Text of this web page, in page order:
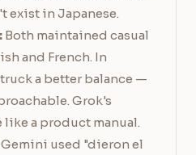
in Japanese.
Both maintained casual
and French. In
a better balance —
Grok's
like a product manual.
Gemini used "dieron el